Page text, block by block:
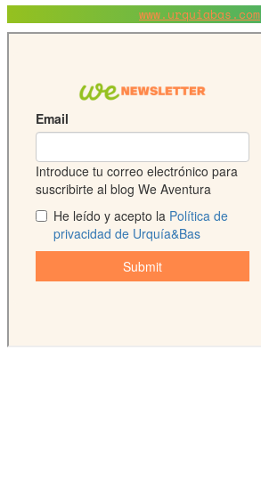
www.urquiabas.com